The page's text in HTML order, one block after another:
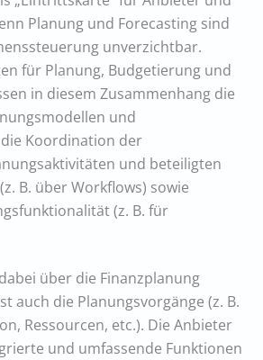
Planung und Forecasting sind
unverzichtbar.
für Planung, Budgetierung und
in diesem Zusammenhang die
und
Koordination der
und beteiligten
B. über Workflows) sowie
(z. B. für
über die Finanzplanung
auch die Planungsvorgänge (z. B.
Ressourcen, etc.). Die Anbieter
und umfassende Funktionen